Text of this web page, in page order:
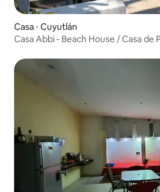
Casa ⋅ Cuyutlán
Casa Abbi - Beach House / Casa de